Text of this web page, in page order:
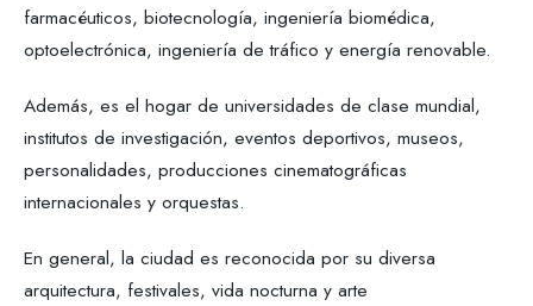
farmacéuticos, biotecnología, ingeniería biomédica,
optoelectrónica, ingeniería de tráfico y energía renovable.
Además, es el hogar de universidades de clase mundial,
institutos de investigación, eventos deportivos, museos,
personalidades, producciones cinematográficas
internacionales y orquestas.
En general, la ciudad es reconocida por su diversa
arquitectura, festivales, vida nocturna y arte